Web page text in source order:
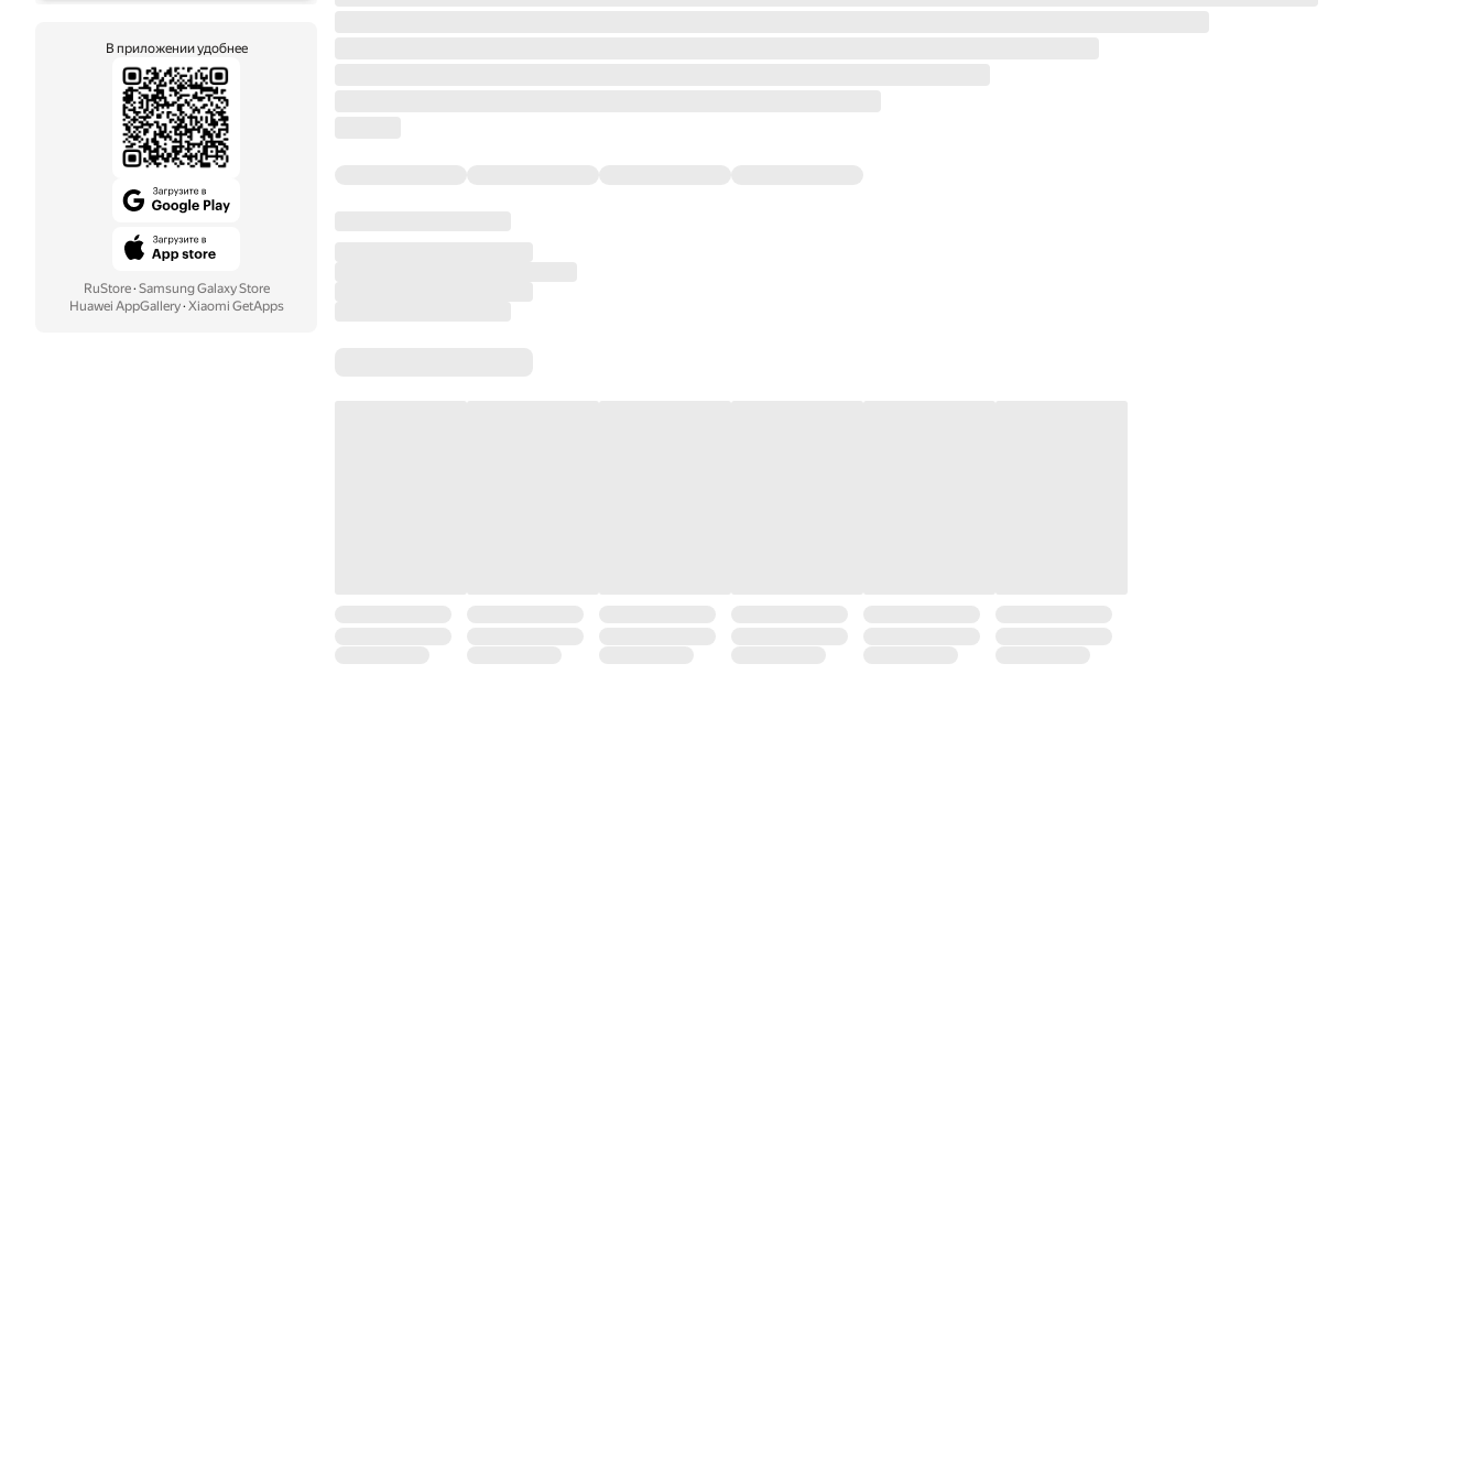
В приложении удобнее
RuStore· Samsung Galaxy Store
Huawei AppGallery· Xiaomi GetApps